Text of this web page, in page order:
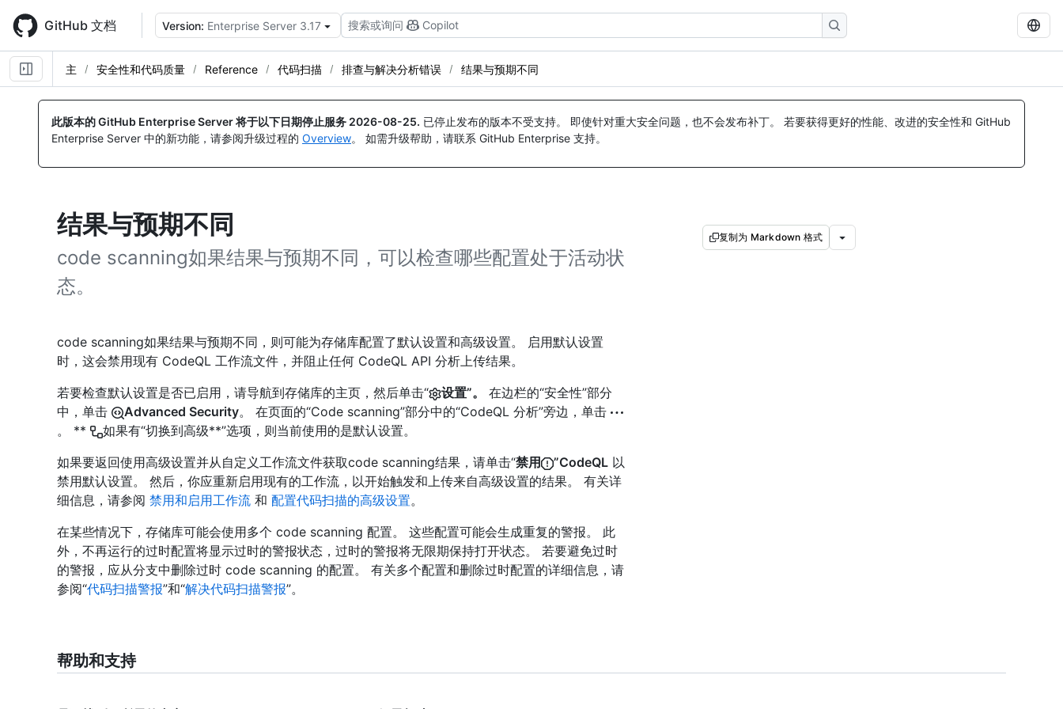
main
content
GitHub 文档 Version: Enterprise Server 3.17 搜索或询问 Copilot
主 安全性和代码质量 Reference 代码扫描 排查与解决分析错误 结果与预期不同
此版本的 GitHub Enterprise Server 将于以下日期停止服务 2026-08-25. 已停止发布的版本不受支持。 即使针对重大安全问题，也不会发布补丁。 若要获得更好的性能、改进的安全性和 GitHub
Enterprise Server 中的新功能，请参阅升级过程的 Overview。 如需升级帮助，请联系 GitHub Enterprise 支持。
结果与预期不同
code scanning如果结果与预期不同，可以检查哪些配置处于活动状
态。
复制为 Markdown 格式
code scanning如果结果与预期不同，则可能为存储库配置了默认设置和高级设置。 启用默认设置
时，这会禁用现有 CodeQL 工作流文件，并阻止任何 CodeQL API 分析上传结果。
若要检查默认设置是否已启用，请导航到存储库的主页，然后单击“
设置”。
在边栏的“安全性”部分
中，单击
Advanced Security。 在页面的“Code scanning”部分中的“CodeQL 分析”旁边，单击
。 **
如果有“切换到高级**”选项，则当前使用的是默认设置。
如果要返回使用高级设置并从自定义工作流文件获取code scanning结果，请单击“禁用 ”CodeQL 以
禁用默认设置。 然后，你应重新启用现有的工作流，以开始触发和上传来自高级设置的结果。 有关详
细信息，请参阅 禁用和启用工作流 和 配置代码扫描的高级设置。
在某些情况下，存储库可能会使用多个 code scanning 配置。 这些配置可能会生成重复的警报。 此
外，不再运行的过时配置将显示过时的警报状态，过时的警报将无限期保持打开状态。 若要避免过时
的警报，应从分支中删除过时 code scanning 的配置。 有关多个配置和删除过时配置的详细信息，请
参阅“代码扫描警报”和“解决代码扫描警报”。
帮助和支持